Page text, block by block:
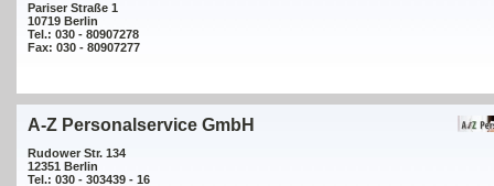
Pariser Straße 1
10719 Berlin
Tel.: 030 - 80907278
Fax: 030 - 80907277
A-Z Personalservice GmbH
Rudower Str. 134
12351 Berlin
Tel.: 030 - 303439 - 16